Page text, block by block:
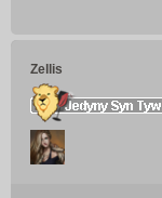
Zellis